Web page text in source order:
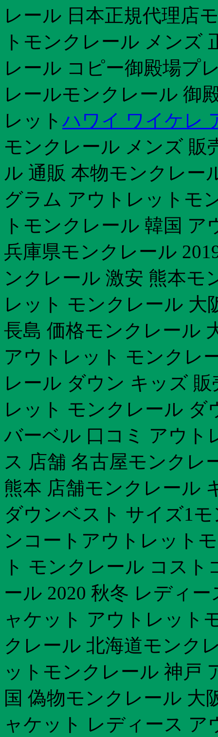
レール 日本正規代理店
トモンクレール メンズ
レール コピー御殿場プ
レールモンクレール 御
レット ハワイ ワイケレ
モンクレール メンズ 販
ル 通販 本物モンクレー
グラム アウトレットモ
トモンクレール 韓国
兵庫県モンクレール
ンクレール 激安 熊本モ
レット モンクレール
長島 価格モンクレール
アウトレット モンクレ
レール ダウン キッズ
レット モンクレール ダ
バーベル 口コミ アウト
ス 店舗 名古屋モンクレ
熊本 店舗モンクレール
ダウンベスト サイズ1
ンコートアウトレット
ト モンクレール コス
ール 2020 秋冬 レディ
ャケット アウトレット
クレール 北海道モンク
ットモンクレール 神戸
国 偽物モンクレール 大
ャケット レディース